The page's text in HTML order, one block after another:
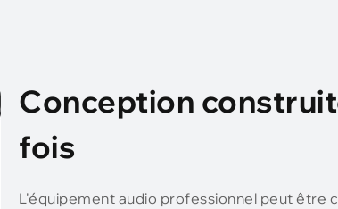
Conception
fois
L'équipement audio professionnel peut être